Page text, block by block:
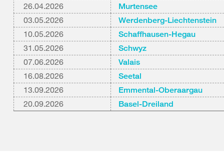
26.04.2026 Murtensee
03.05.2026 Werdenberg-Liechtenstein
10.05.2026 Schaffhausen-Hegau
31.05.2026 Schwyz
07.06.2026 Valais
16.08.2026 Seetal
13.09.2026 Emmental-Oberaargau
20.09.2026 Basel-Dreiland